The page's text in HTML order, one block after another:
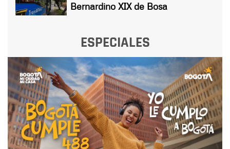
Bernardino XIX de Bosa
ESPECIALES